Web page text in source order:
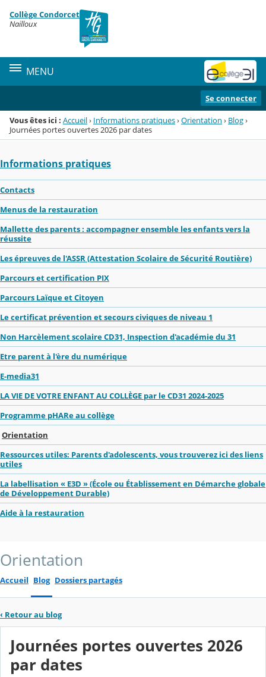
Menu de la rubrique
Contenu
Collège Condorcet
Nailloux
MENU
Se connecter
Vous êtes ici : Accueil› Informations pratiques›Orientation › Blog›
Journées portes ouvertes 2026 par dates
Informations pratiques
Contacts
Menus de la restauration
Mallette des parents : accompagner ensemble les enfants vers la
réussite
Les épreuves de l'ASSR (Attestation Scolaire de Sécurité Routière)
Parcours et certification PIX
Parcours Laïque et Citoyen
Le certificat prévention et secours civiques de niveau 1
Non Harcèlement scolaire CD31, Inspection d'académie du 31
Etre parent à l'ère du numérique
E-media31
LA VIE DE VOTRE ENFANT AU COLLÈGE par le CD31 2024-2025
Programme pHARe au collège
Orientation
Ressources utiles: Parents d'adolescents, vous trouverez ici des liens
utiles
La labellisation « E3D » (École ou Établissement en Démarche globale
de Développement Durable)
Aide à la restauration
Orientation
Accueil Blog Dossiers partagés
‹ Retour au blog
Journées portes ouvertes 2026
par dates